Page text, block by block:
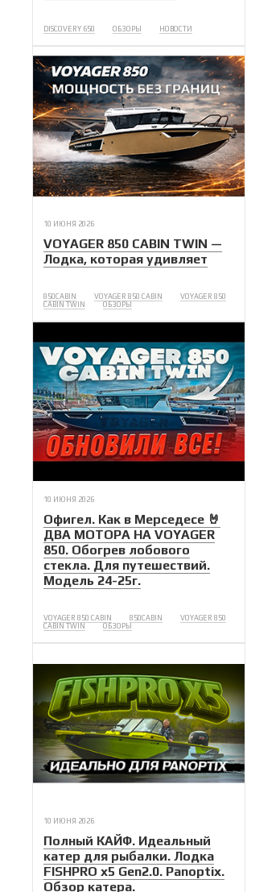
DISCOVERY 650 ОБЗОРЫ НОВОСТИ
10 ИЮНЯ 2026
VOYAGER 850 CABIN TWIN —
Лодка, которая удивляет
850CABIN VOYAGER 850 CABIN
VOYAGER 850
CABIN TWIN
ОБЗОРЫ
10 ИЮНЯ 2026
Офигел. Как в Мерседесе 🤘
ДВА МОТОРА НА VOYAGER
850. Обогрев лобового
стекла. Для путешествий.
Модель 24-25г.
VOYAGER 850 CABIN 850CABIN
VOYAGER 850
CABIN TWIN
ОБЗОРЫ
10 ИЮНЯ 2026
Полный КАЙФ. Идеальный
катер для рыбалки. Лодка
FISHPRO x5 Gen2.0. Panoptix.
Обзор катера.